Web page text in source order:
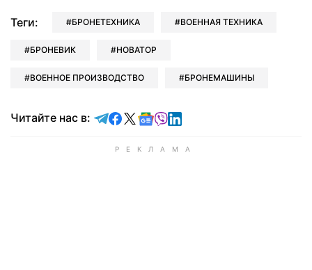
Теги: БРОНЕТЕХНИКА ВОЕННАЯ ТЕХНИКА
БРОНЕВИК НОВАТОР
ВОЕННОЕ ПРОИЗВОДСТВО БРОНЕМАШИНЫ
Читайте нас в: Читайте в Telegram
Читайте в Facebook
Читайте в X
Читайте в Google news
Читайте в Viber
Читайте в LinkedIn